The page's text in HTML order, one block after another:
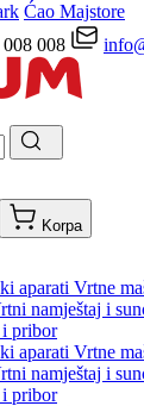
Ćao Majstore
008
Korpa
aparati Vrtne
namještaj i
pribor
aparati Vrtne
namještaj i
pribor